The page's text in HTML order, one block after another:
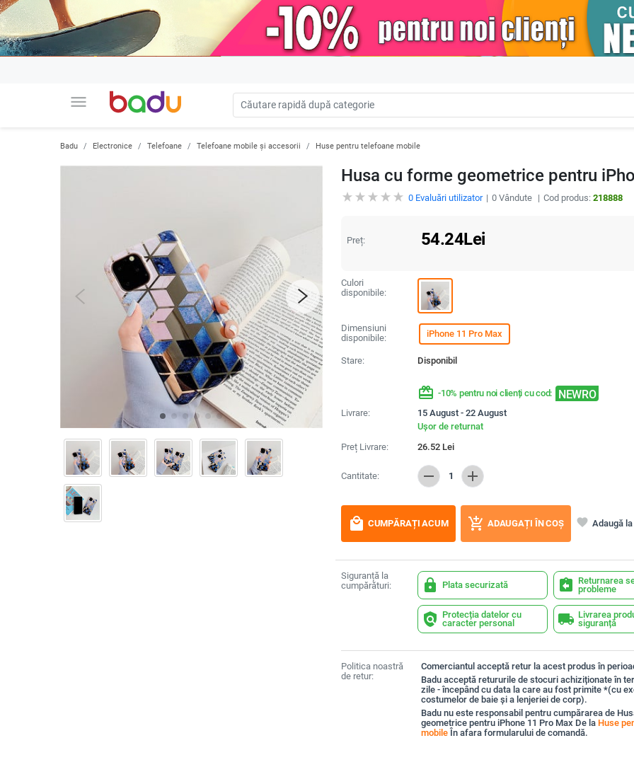
menu
Badu Electronice Telefoane Telefoane mobile și accesorii Huse pentru telefoane mobile
Husa cu forme geometrice pentru
0Evaluări utilizator 0Vândute Cod produs: 218888
Preț: 54.24Lei
Culori
disponibile:
Dimensiuni
disponibile:
iPhone 11 Pro Max
Stare: Disponibil
redeem -10% pentru noi clienți cu cod: NEWRO
Livrare:
15 August - 22 August
Ușor de returnat
Preț Livrare:
26.52Lei
Cantitate: remove 1 add
local_mall CUMPĂRAȚI ACUM add_shopping_cart ADAUGAȚI ÎN COȘ favorite Adaugă
Siguranță la
cumpărături:
lock Plata securizată assignment_return Returnarea
probleme
policy Protecția datelor cu
caracter personal
local_shipping Livrarea
siguranță
Politica noastră
de retur:
Comerciantul acceptă retur la acest produs în
Badu acceptă retururile de stocuri achiziționate în
zile - începând cu data la care au fost primite *(cu
costumelor de baie și a lenjeriei de corp).
Badu nu este responsabil pentru cumpărarea de
geometrice pentru iPhone 11 Pro Max De la Huse
mobileÎn afara formularului de comandă.